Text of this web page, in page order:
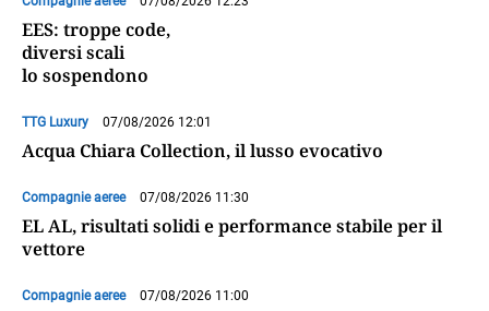
EES: troppe code,
diversi scali
lo sospendono
TTG Luxury 07/08/2026 12:01
Acqua Chiara Collection, il lusso evocativo
Compagnie aeree 07/08/2026 11:30
EL AL, risultati solidi e performance stabile per il
vettore
Compagnie aeree 07/08/2026 11:00